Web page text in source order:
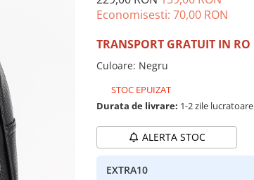
Economisesti: 70,00 RON
TRANSPORT GRATUIT IN RO
Culoare: Negru
STOC EPUIZAT
Durata de livrare: 1-2 zile lucratoare
ALERTA STOC
EXTRA10